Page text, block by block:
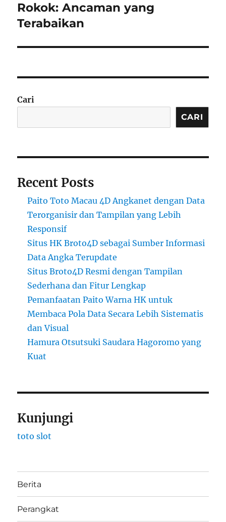
post:
Rokok: Ancaman yang
Terabaikan
Cari
CARI
Recent Posts
Paito Toto Macau 4D Angkanet dengan Data
Terorganisir dan Tampilan yang Lebih
Responsif
Situs HK Broto4D sebagai Sumber Informasi
Data Angka Terupdate
Situs Broto4D Resmi dengan Tampilan
Sederhana dan Fitur Lengkap
Pemanfaatan Paito Warna HK untuk
Membaca Pola Data Secara Lebih Sistematis
dan Visual
Hamura Otsutsuki Saudara Hagoromo yang
Kuat
Kunjungi
toto slot
Berita
Perangkat